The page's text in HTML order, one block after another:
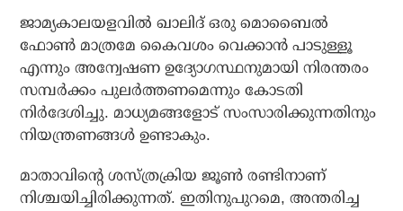
ജാമ്യകാലയളവില്‍ ഖാലിദ് ഒരു മൊബൈല്‍
ഫോണ്‍ മാത്രമേ കൈവശം വെക്കാന്‍ പാടുള്ളൂ
എന്നും അന്വേഷണ ഉദ്യോഗസ്ഥനുമായി നിരന്തരം
സമ്പര്‍ക്കം പുലര്‍ത്തണമെന്നും കോടതി
നിര്‍ദേശിച്ചു. മാധ്യമങ്ങളോട് സംസാരിക്കുന്നതിനും
നിയന്ത്രണങ്ങള്‍ ഉണ്ടാകും.
മാതാവിന്റെ ശസ്ത്രക്രിയ ജൂണ്‍ രണ്ടിനാണ്
നിശ്ചയിച്ചിരിക്കുന്നത്. ഇതിനുപുറമെ, അന്തരിച്ച